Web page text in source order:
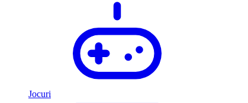
Jocuri